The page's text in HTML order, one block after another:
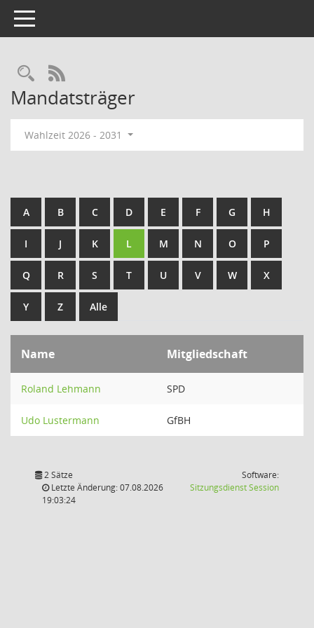
Toggle navigation
Rechercheauswahl
RSS-Feed
Mandatsträger
Wahlzeit 2026 - 2031
A B C D E F G H
I J K L M N O P
Q R S T U V W X
Y Z Alle
Name Mitgliedschaft
Roland Lehmann SPD
Udo Lustermann GfBH
2 Sätze
Letzte Änderung: 07.08.2026
19:03:24
Software:
SitzungsdienstSession(Wird in